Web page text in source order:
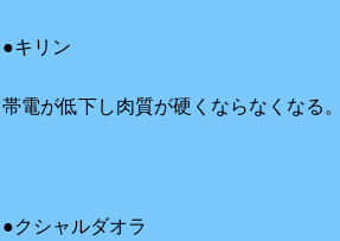
●キリン
帯電が低下し肉質が硬くならなくなる。
●クシャルダオラ